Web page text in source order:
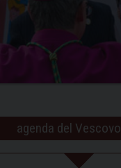
agenda del Vescovo